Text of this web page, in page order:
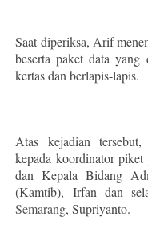
Saat diperiksa, Arif
beserta paket data yang
kertas dan berlapis-lapis.
Atas kejadian
kepada koordinator
dan Kepala Bidang
(Kamtib), Irfan dan
Semarang, Supriyanto.